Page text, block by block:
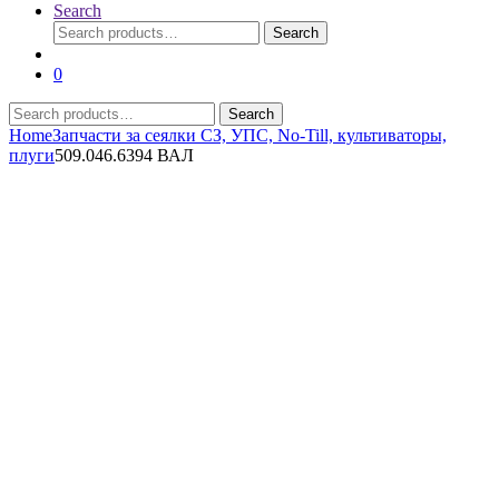
Search
Search
for:
Search
0
Search
for:
Search
HomeЗапчасти за сеялки СЗ, УПС, No-Till, культиваторы,
плуги509.046.6394 ВАЛ